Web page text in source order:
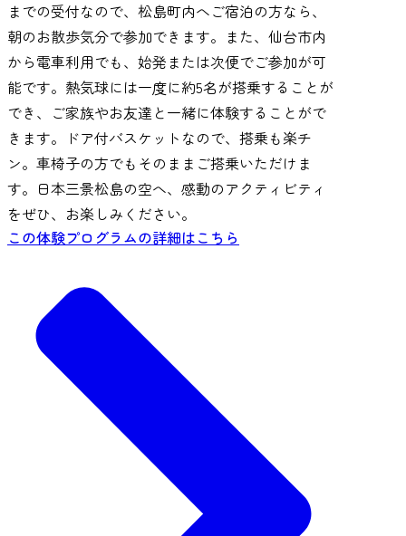
までの受付なので、松島町内へご宿泊の方なら、
朝のお散歩気分で参加できます。また、仙台市内
から電車利用でも、始発または次便でご参加が可
能です。熱気球には一度に約5名が搭乗することが
でき、ご家族やお友達と一緒に体験することがで
きます。ドア付バスケットなので、搭乗も楽チ
ン。車椅子の方でもそのままご搭乗いただけま
す。日本三景松島の空へ、感動のアクティビティ
をぜひ、お楽しみください。
この体験プログラムの詳細はこちら